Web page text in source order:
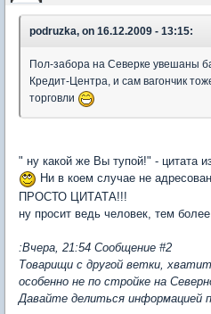
podruzka, on 16.12.2009 - 13:15:
Пол-забора на Северке увешаны
Кредит-Центра, и сам вагончик
торговли
" ну какой же Вы тупой!" - цитата
Ни в коем случае не
ПРОСТО ЦИТАТА!!!
ну просит ведь человек, тем
:Вчера, 21:54 Сообщение #2
Товарищи с другой ветки,
особенно не по стройке на
Давайте делиться информацией